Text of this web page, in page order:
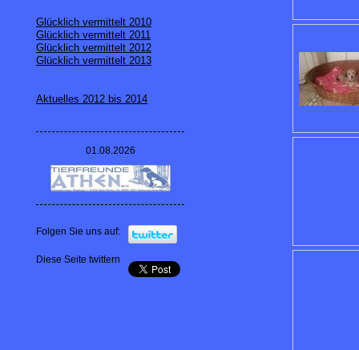
Glücklich vermittelt 2010
Glücklich vermittelt 2011
Glücklich vermittelt 2012
Glücklich vermittelt 2013
Aktuelles 2012 bis 2014
01.08.2026
Folgen Sie uns auf:
Diese Seite twittern